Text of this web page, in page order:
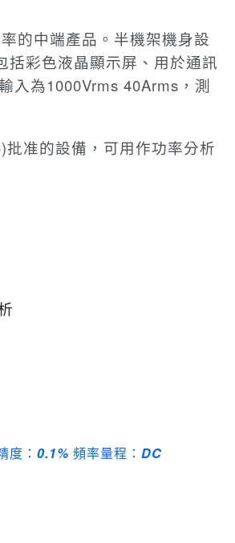
的中端產品。 半機架機身設
括彩色液晶顯示屏、用於通訊
入為1000Vrms 40Arms，測
准的設備，可用作功率分析
度： 0.1% 頻率量程： DC